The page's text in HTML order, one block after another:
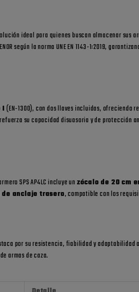
ideal para quienes buscan almacenar sus
según la norma UNE EN 1143-1:2019,
I(EN-1300), con dos llaves incluidas, ofreciendo
su capacidad disuasoria y de protección
SPS AP4LC incluye un zócalo de 20 cm
anclaje trasero, compatible con los
por su resistencia, fiabilidad y
armas de caza.